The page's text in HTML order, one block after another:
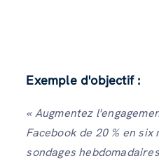
Exemple d'objectif :
« Augmentez
Facebook de 20 % en
sondages